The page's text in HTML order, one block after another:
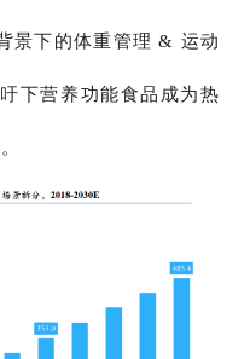
景下的体重管理 & 运动
下营养功能食品成为热